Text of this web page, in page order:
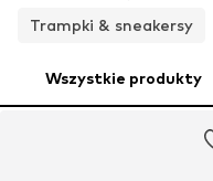
Trampki & sneakersy
Wszystkie produkty